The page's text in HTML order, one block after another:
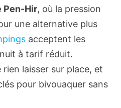
Pen-Hir, où la pression
une alternative plus
acceptent les
à tarif réduit.
laisser sur place, et
pour bivouaquer sans